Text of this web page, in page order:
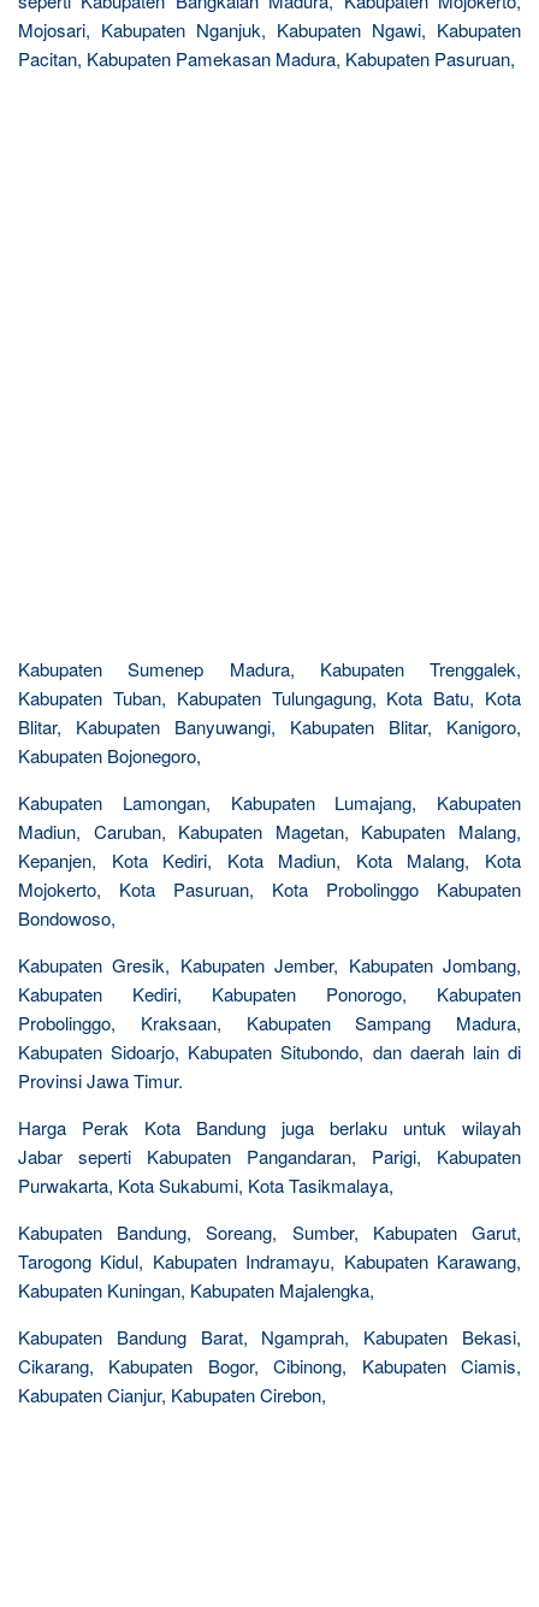
Mojosari, Kabupaten Nganjuk, Kabupaten Ngawi, Kabupaten
Pacitan, Kabupaten Pamekasan Madura, Kabupaten Pasuruan,
Kabupaten Sumenep Madura, Kabupaten Trenggalek,
Kabupaten Tuban, Kabupaten Tulungagung, Kota Batu, Kota
Blitar, Kabupaten Banyuwangi, Kabupaten Blitar, Kanigoro,
Kabupaten Bojonegoro,
Kabupaten Lamongan, Kabupaten Lumajang, Kabupaten
Madiun, Caruban, Kabupaten Magetan, Kabupaten Malang,
Kepanjen, Kota Kediri, Kota Madiun, Kota Malang, Kota
Mojokerto, Kota Pasuruan, Kota Probolinggo Kabupaten
Bondowoso,
Kabupaten Gresik, Kabupaten Jember, Kabupaten Jombang,
Kabupaten Kediri, Kabupaten Ponorogo, Kabupaten
Probolinggo, Kraksaan, Kabupaten Sampang Madura,
Kabupaten Sidoarjo, Kabupaten Situbondo, dan daerah lain di
Provinsi Jawa Timur.
Harga Perak Kota Bandung juga berlaku untuk wilayah
Jabar seperti Kabupaten Pangandaran, Parigi, Kabupaten
Purwakarta, Kota Sukabumi, Kota Tasikmalaya,
Kabupaten Bandung, Soreang, Sumber, Kabupaten Garut,
Tarogong Kidul, Kabupaten Indramayu, Kabupaten Karawang,
Kabupaten Kuningan, Kabupaten Majalengka,
Kabupaten Bandung Barat, Ngamprah, Kabupaten Bekasi,
Cikarang, Kabupaten Bogor, Cibinong, Kabupaten Ciamis,
Kabupaten Cianjur, Kabupaten Cirebon,